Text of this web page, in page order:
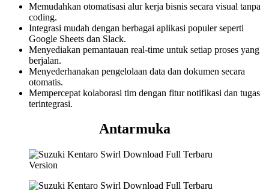
Memudahkan otomatisasi alur kerja bisnis secara visual tanpa
coding.
Integrasi mudah dengan berbagai aplikasi populer seperti
Google Sheets dan Slack.
Menyediakan pemantauan real-time untuk setiap proses yang
berjalan.
Menyederhanakan pengelolaan data dan dokumen secara
otomatis.
Mempercepat kolaborasi tim dengan fitur notifikasi dan tugas
terintegrasi.
Antarmuka